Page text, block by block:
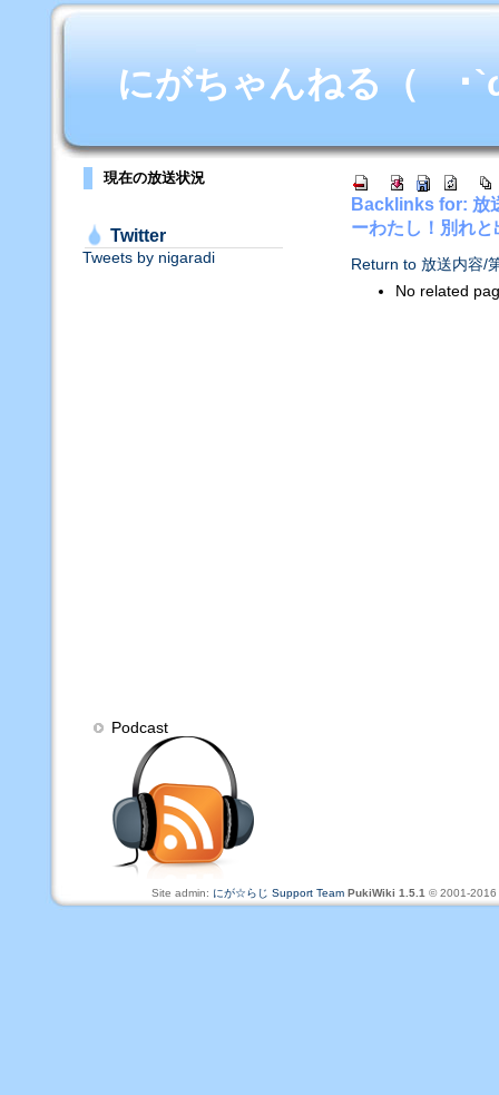
にがちゃんねる（ ･
現在の放送状況
Twitter
Tweets by nigaradi
Podcast
Backlinks for: 放
ーわたし！別れと
Return to 放送内容/
No related
Site admin: にが☆らじ Support Team PukiWiki 1.5.1 © 2001-2016